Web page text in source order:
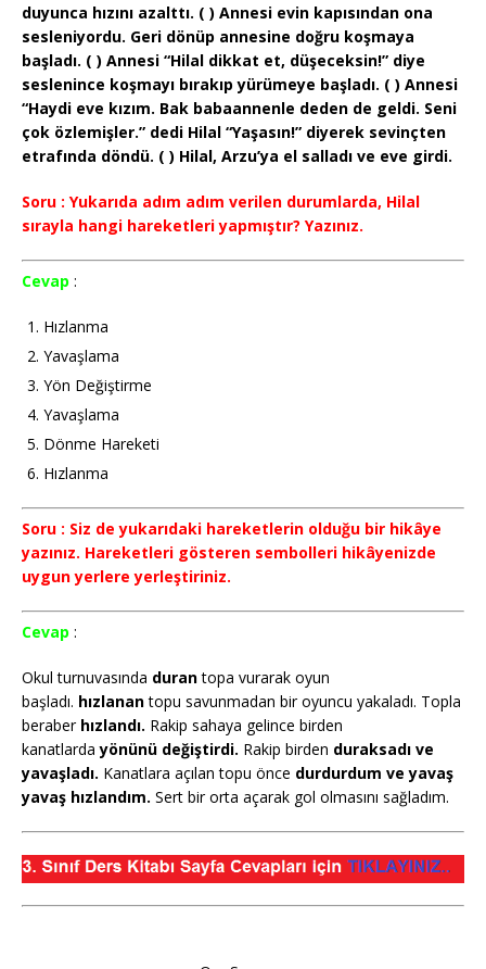
duyunca hızını azalttı. ( ) Annesi evin kapısından ona
sesleniyordu. Geri dönüp annesine doğru koşmaya
başladı. ( ) Annesi “Hilal dikkat et, düşeceksin!” diye
seslenince koşmayı bırakıp yürümeye başladı. ( ) Annesi
“Haydi eve kızım. Bak babaannenle deden de geldi. Seni
çok özlemişler.” dedi Hilal “Yaşasın!” diyerek sevinçten
etrafında döndü. ( ) Hilal, Arzu’ya el salladı ve eve girdi.
Soru : Yukarıda adım adım verilen durumlarda, Hilal
sırayla hangi hareketleri yapmıştır? Yazınız.
Cevap :
Hızlanma
Yavaşlama
Yön Değiştirme
Yavaşlama
Dönme Hareketi
Hızlanma
Soru : Siz de yukarıdaki hareketlerin olduğu bir hikâye
yazınız. Hareketleri gösteren sembolleri hikâyenizde
uygun yerlere yerleştiriniz.
Cevap :
Okul turnuvasında durantopa vurarak oyun
başladı. hızlanantopu savunmadan bir oyuncu yakaladı. Topla
beraber hızlandı. Rakip sahaya gelince birden
kanatlardayönünü değiştirdi. Rakip birden duraksadı ve
yavaşladı. Kanatlara açılan topu önce durdurdum ve yavaş
yavaş hızlandım. Sert bir orta açarak gol olmasını sağladım.